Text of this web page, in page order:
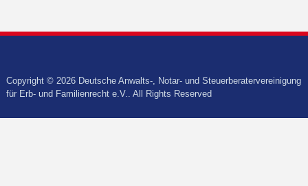
Copyright © 2026 Deutsche Anwalts-, Notar- und Steuerberatervereinigung
für Erb- und Familienrecht e.V.. All Rights Reserved